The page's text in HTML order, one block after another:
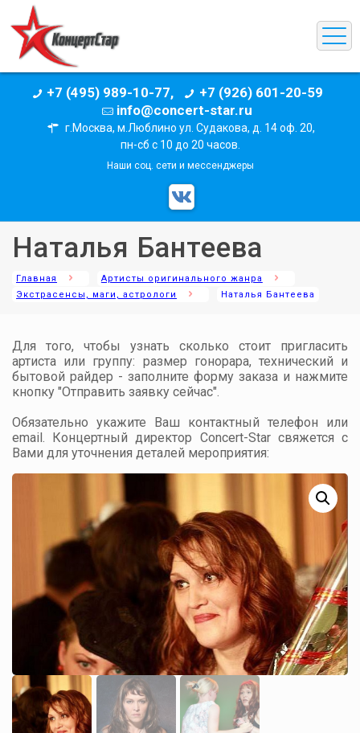
+7 (495) 989-10-77,
+7 (926) 601-20-59
info@concert-star.ru
г.Москва, м.Люблино ул. Судакова, д. 14 оф. 20,
пн-сб с 10 до 20 часов.
Наши соц. сети и мессенджеры
Наталья Бантеева
Главная
Артисты оригинального жанра
Экстрасенсы, маги, астрологи
Наталья Бантеева
Для того, чтобы узнать сколько стоит пригласить
артиста или группу: размер гонорара, технический и
бытовой райдер - заполните форму заказа и нажмите
кнопку "Отправить заявку сейчас".
Обязательно укажите Ваш контактный телефон или
email. Концертный директор Concert-Star свяжется с
Вами для уточнения деталей мероприятия: